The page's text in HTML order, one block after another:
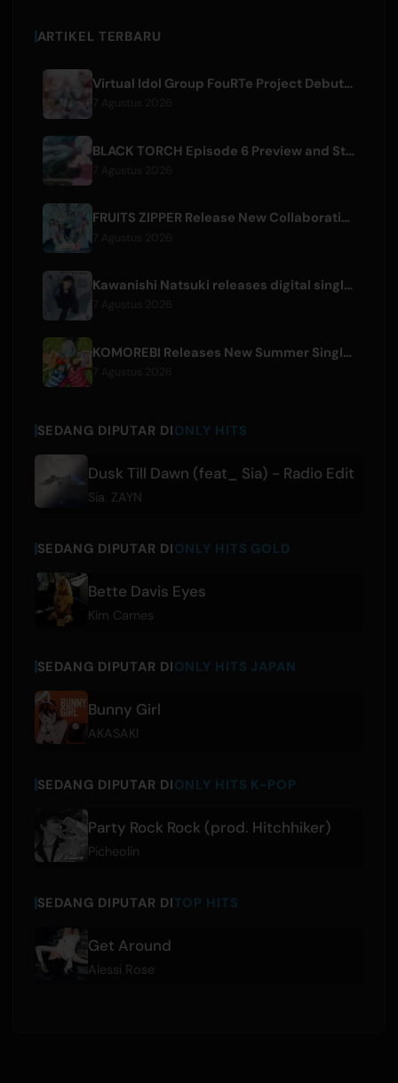
ARTIKEL TERBARU
Virtual Idol Group FouRTe Project Debuts with 'ALL IN' Album Produced by m-flo's ☆Taku Takahashi
BLACK TORCH Episode 6 Preview and Streaming Details
FRUITS ZIPPER Release New Collaboration Song '1,2,3,FOOOOUR'
Kawanishi Natsuki releases digital single 'Sayonara wa Ichiban Kirei na Atashi de'
KOMOREBI Releases New Summer Single 'Letsu Natsu'
SEDANG DIPUTAR DIONLY HITS
Dusk Till Dawn (feat_ Sia) - Radio Edit
Sia ZAYN
SEDANG DIPUTAR DIONLY HITS GOLD
Bette Davis Eyes
Kim Carnes
SEDANG DIPUTAR DIONLY HITS JAPAN
Bunny Girl
AKASAKI
SEDANG DIPUTAR DIONLY HITS K-POP
Party Rock Rock (prod. Hitchhiker)
Picheolin
SEDANG DIPUTAR DITOP HITS
Get Around
Alessi Rose